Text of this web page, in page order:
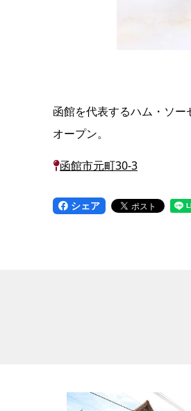
函館を代表するハム・ソ
オープン。
函館市元町30-3
シェア